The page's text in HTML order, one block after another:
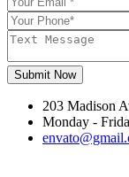
Submit Now
203 Madison
Monday -